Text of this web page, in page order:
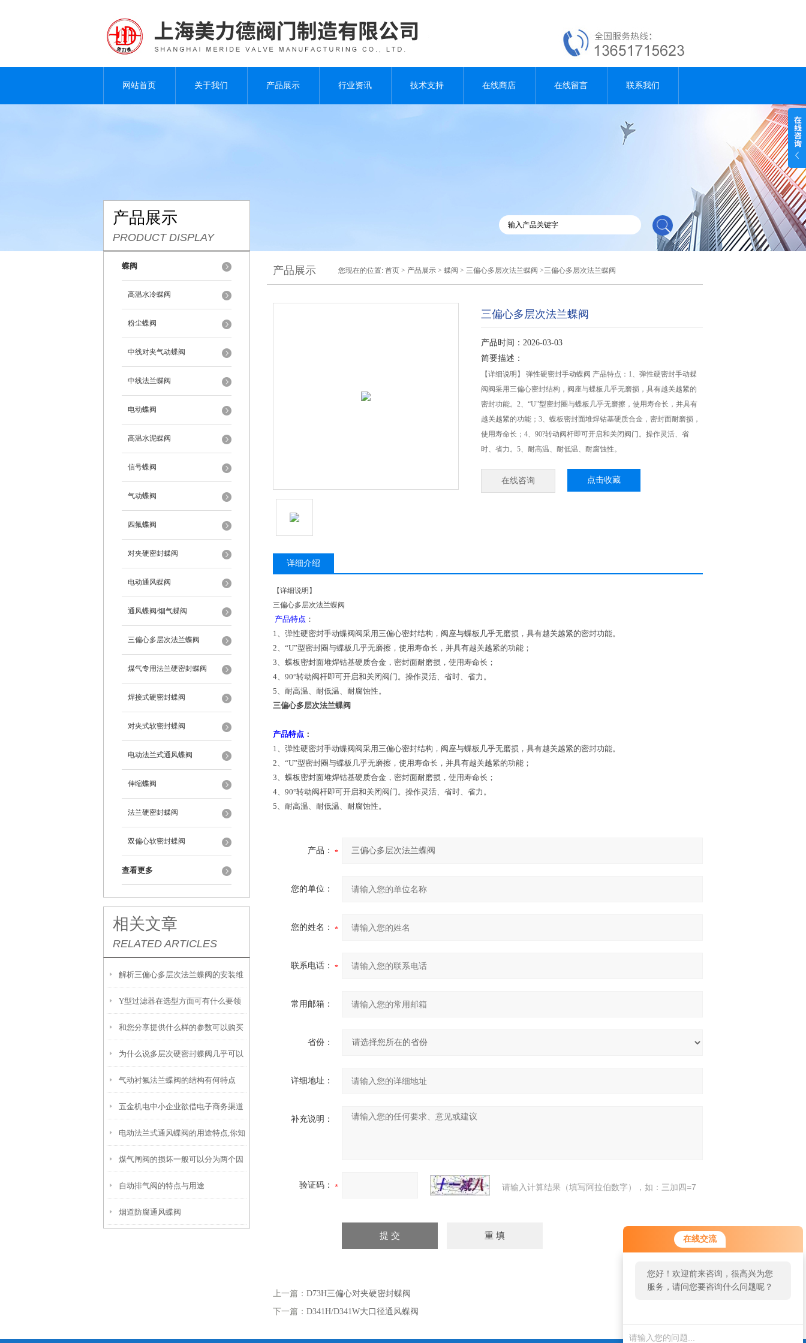
在线交流
您好！欢迎前来咨询，很高兴为您
服务，请问您要咨询什么问题呢？
了需求产品，您可以直接在线与我
网站首页 关于我们 产品展示 行业资讯 技术支持 在线商店 在线留言 联系我们
产品展示
PRODUCT DISPLAY
蝶阀
高温水冷蝶阀
粉尘蝶阀
中线对夹气动蝶阀
中线法兰蝶阀
电动蝶阀
高温水泥蝶阀
信号蝶阀
气动蝶阀
四氟蝶阀
对夹硬密封蝶阀
电动通风蝶阀
通风蝶阀/烟气蝶阀
三偏心多层次法兰蝶阀
煤气专用法兰硬密封蝶阀
焊接式硬密封蝶阀
对夹式软密封蝶阀
电动法兰式通风蝶阀
伸缩蝶阀
法兰硬密封蝶阀
双偏心软密封蝶阀
查看更多
相关文章
RELATED ARTICLES
解析三偏心多层次法兰蝶阀的安装维
护说明及结构特点
Y型过滤器在选型方面可有什么要领
呢？
和您分享提供什么样的参数可以购买
电动球阀
为什么说多层次硬密封蝶阀几乎可以
取代传统阀门呢？
气动衬氟法兰蝶阀的结构有何特点
五金机电中小企业欲借电子商务渠道
突破
电动法兰式通风蝶阀的用途特点,你知
道吗？
煤气闸阀的损坏一般可以分为两个因
素：
自动排气阀的特点与用途
烟道防腐通风蝶阀
产品展示 您现在的位置: 首页 > 产品展示 > 蝶阀 > 三偏心多层次法兰蝶阀 >三偏心多层次法兰蝶阀
三偏心多层次法兰蝶阀
产品时间：2026-03-03
简要描述：
【详细说明】 弹性硬密封手动蝶阀 产品特点：1、弹性硬密封手动蝶
阀阀采用三偏心密封结构，阀座与蝶板几乎无磨损，具有越关越紧的
密封功能。2、“U"型密封圈与蝶板几乎无磨擦，使用寿命长，并具有
越关越紧的功能；3、蝶板密封面堆焊钴基硬质合金，密封面耐磨损，
使用寿命长；4、90?转动阀杆即可开启和关闭阀门。操作灵活、省
时、省力。5、耐高温、耐低温、耐腐蚀性。
在线咨询 点击收藏
详细介绍
【详细说明】
三偏心多层次法兰蝶阀
产品特点 ：
1、弹性硬密封手动蝶阀阀采用三偏心密封结构，阀座与蝶板几乎无磨损，具有越关越紧的密封功能。
2、“U”型密封圈与蝶板几乎无磨擦，使用寿命长，并具有越关越紧的功能；
3、蝶板密封面堆焊钴基硬质合金，密封面耐磨损，使用寿命长；
4、90°转动阀杆即可开启和关闭阀门。操作灵活、省时、省力。
5、耐高温、耐低温、耐腐蚀性。
三偏心多层次法兰蝶阀
产品特点 ：
1、弹性硬密封手动蝶阀阀采用三偏心密封结构，阀座与蝶板几乎无磨损，具有越关越紧的密封功能。
2、“U”型密封圈与蝶板几乎无磨擦，使用寿命长，并具有越关越紧的功能；
3、蝶板密封面堆焊钴基硬质合金，密封面耐磨损，使用寿命长；
4、90°转动阀杆即可开启和关闭阀门。操作灵活、省时、省力。
5、耐高温、耐低温、耐腐蚀性。
产品：
您的单位：
您的姓名：
联系电话：
常用邮箱：
省份：
详细地址：
补充说明：
验证码： 请输入计算结果（填写阿拉伯数字），如：三加四=7
上一篇： D73H三偏心对夹硬密封蝶阀
下一篇： D341H/D341W大口径通风蝶阀